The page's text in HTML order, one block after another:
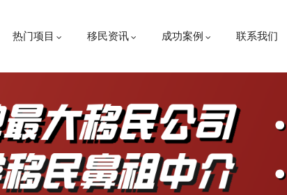
热门项目 移民资讯 成功案例 联系我们